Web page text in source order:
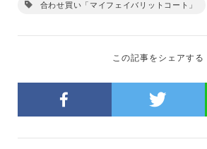
合わせ買い「マイフェイバリットコート」
この記事をシェアする